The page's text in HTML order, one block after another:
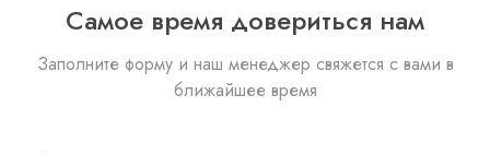
Самое время довериться нам
Заполните форму и наш менеджер свяжется с вами в
ближайшее время